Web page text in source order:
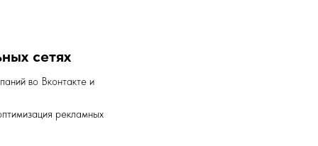
сетях
во Вконтакте и
рекламных